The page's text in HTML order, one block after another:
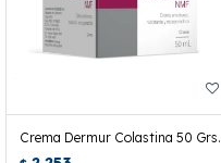
Crema Dermur Colastina 50 Grs.